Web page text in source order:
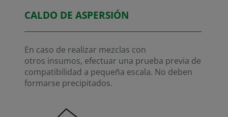
CALDO DE ASPERSIÓN
En caso de realizar mezclas con
otros insumos, efectuar una prueba previa de
compatibilidad a pequeña escala. No deben
formarse precipitados.